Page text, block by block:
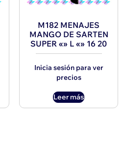
M182 MENAJES
MANGO DE SARTEN
SUPER «» L «» 16 20
Inicia sesión para ver
precios
Leer más